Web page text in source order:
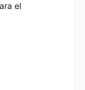
el